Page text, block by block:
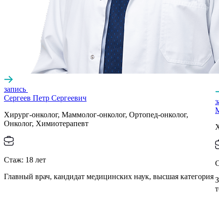
запись
Сергеев Петр Сергеевич
Хирург-онколог, Маммолог-онколог, Ортопед-онколог,
Онколог, Химиотерапевт
Стаж: 18 лет
Главный врач, кандидат медицинских наук, высшая категория